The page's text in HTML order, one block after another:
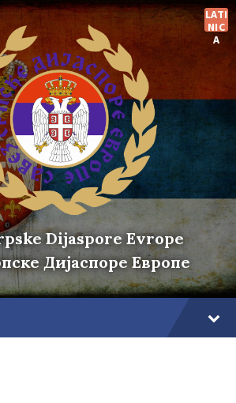
LATI
NIC
A
Dijaspore Evrope
Дијаспоре Европе